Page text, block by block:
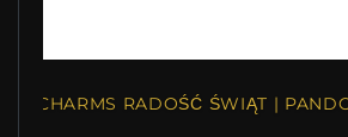
CHARMS RADOŚĆ ŚWIĄT |